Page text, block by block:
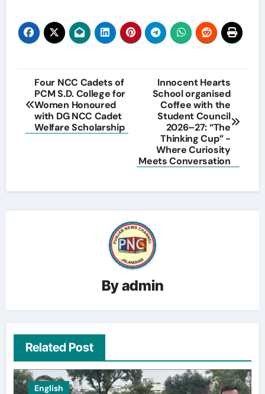
Post
navigation
Four NCC Cadets of
PCM S.D. College for
Women Honoured
with DG NCC Cadet
Welfare Scholarship
Innocent Hearts
School organised
Coffee with the
Student Council
2026–27: “The
Thinking Cup” -
Where Curiosity
Meets Conversation
Byadmin
Related Post
English